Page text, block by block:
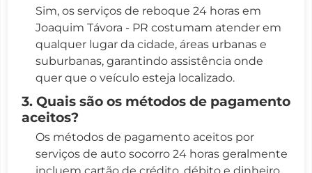
Sim, os serviços de reboque 24 horas em
Joaquim Távora - PR costumam atender em
qualquer lugar da cidade, áreas urbanas e
suburbanas, garantindo assistência onde
quer que o veículo esteja localizado.
3. Quais são os métodos de pagamento
aceitos?
Os métodos de pagamento aceitos por
serviços de auto socorro 24 horas geralmente